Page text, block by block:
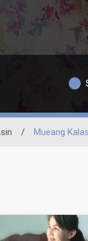
/ Mueang